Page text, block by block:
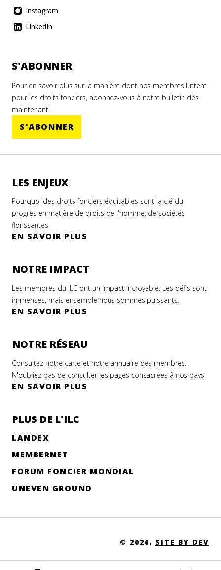
Instagram
LinkedIn
S'ABONNER
Pour en savoir plus sur la manière dont nos membres luttent
pour les droits fonciers, abonnez-vous à notre bulletin dès
maintenant !
S'ABONNER
LES ENJEUX
Pourquoi des droits fonciers équitables sont la clé du
progrès en matière de droits de l'homme, de sociétés
florissantes
EN SAVOIR PLUS
NOTRE IMPACT
Les membres du ILC ont un impact incroyable. Les défis sont
immenses, mais ensemble nous sommes puissants.
EN SAVOIR PLUS
NOTRE RÉSEAU
Consultez notre carte et notre annuaire des membres.
N'oubliez pas de consulter les pages consacrées à nos pays.
EN SAVOIR PLUS
PLUS DE L'ILC
LANDEX
MEMBERNET
FORUM FONCIER MONDIAL
UNEVEN GROUND
© 2026. SITE BY DEV